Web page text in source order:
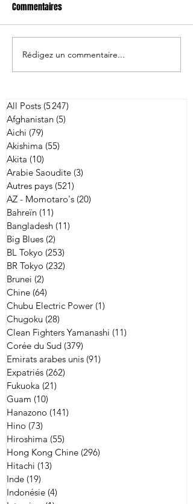
Andrew Ellis nommé
entraîneur-chef de Kobe
Commentaires
Rédigez un commentaire...
All Posts (5 247)
Afghanistan (5)
Aichi (79)
Akishima (55)
Akita (10)
Arabie Saoudite (3)
Autres pays (521)
AZ - Momotaro's (20)
Bahreïn (11)
Bangladesh (11)
Big Blues (2)
BL Tokyo (253)
BR Tokyo (232)
Brunei (2)
Chine (64)
Chubu Electric Power (1)
Chugoku (28)
Clean Fighters Yamanashi (11)
Corée du Sud (379)
Emirats arabes unis (91)
Expatriés (262)
Fukuoka (21)
Guam (10)
Hanazono (141)
Hino (73)
Hiroshima (55)
Hong Kong Chine (296)
Hitachi (13)
Inde (19)
Indonésie (4)